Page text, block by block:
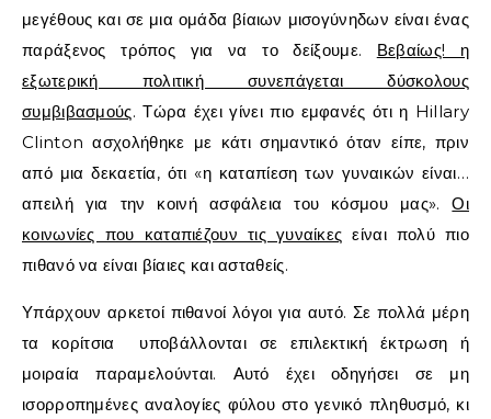
μεγέθους και σε μια ομάδα βίαιων μισογύνηδων είναι ένας
παράξενος τρόπος για να το δείξουμε. Βεβαίως! η
εξωτερική πολιτική συνεπάγεται δύσκολους
συμβιβασμούς. Τώρα έχει γίνει πιο εμφανές ότι η Hillary
Clinton ασχολήθηκε με κάτι σημαντικό όταν είπε, πριν
από μια δεκαετία, ότι «η καταπίεση των γυναικών είναι…
απειλή για την κοινή ασφάλεια του κόσμου μας».Οι
κοινωνίες που καταπιέζουν τις γυναίκες είναι πολύ πιο
πιθανό να είναι βίαιες και ασταθείς.
Υπάρχουν αρκετοί πιθανοί λόγοι για αυτό. Σε πολλά μέρη
τα κορίτσια
υποβάλλονται σε επιλεκτική έκτρωση ή
μοιραία παραμελούνται. Αυτό έχει οδηγήσει σε μη
ισορροπημένες αναλογίες φύλου στο γενικό πληθυσμό, κι